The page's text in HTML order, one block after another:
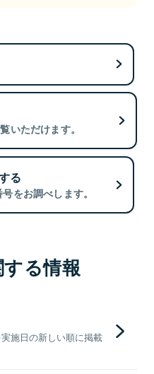
いただけます。
る
をお調べします。
る情報
施日の新しい順に掲載